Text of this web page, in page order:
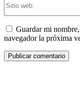
Guardar mi
navegador la próxima